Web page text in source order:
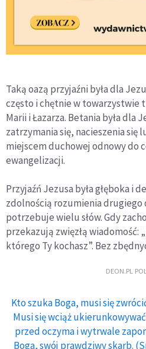
Taką oazą przyjaźni była dla
często i chętnie w towarzystwie
Marii i Łazarza. Betania była dla
zatrzymania się, nacieszenia się
miejscem duchowej odnowy do
ewangelizacji.
Przyjaźń Jezusa była głęboka i
zdolnością rozumienia drugiego
potrzebuje wielu słów. Gdy
przekazują zwięzłą wiadomość:
którego Ty kochasz”. Bez
DEON.PL
Kto szuka Boga, musi się
Musi się wciąż
przed oczyma i wytrwale
Boga, swój prawdziwy skarb.